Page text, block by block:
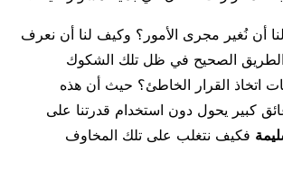
أن نُغير مجرى الأمور؟ وكيف لنا أن نعرف
الصحيح في ظل تلك الشكوك
اتخاذ القرار الخاطئ؟ حيث أن هذه
كبير يحول دون استخدام قدرتنا على
فكيف نتغلب على تلك المخاوف